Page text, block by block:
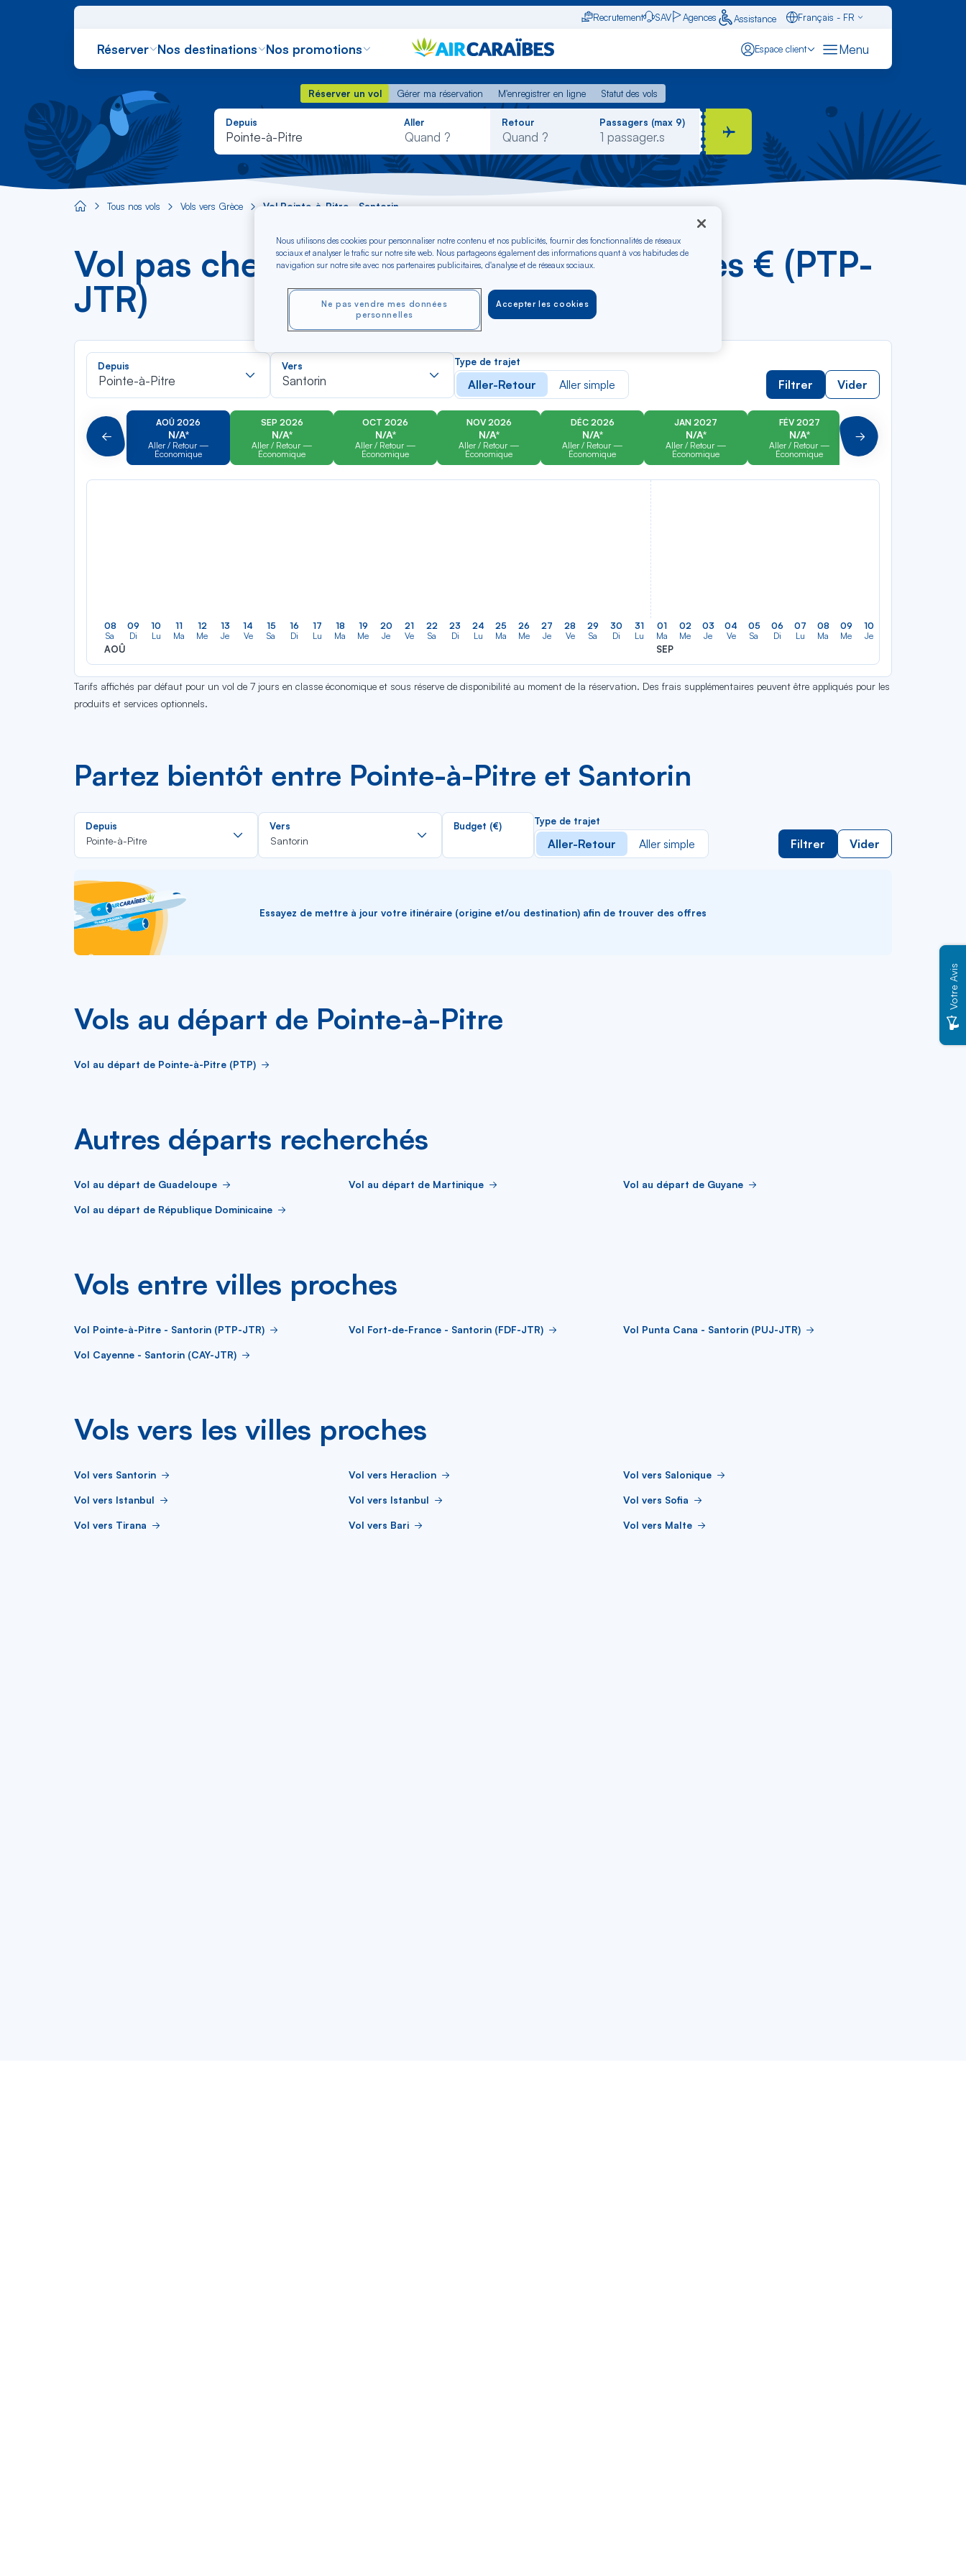
Recrutement SAV Agences Assistance
Français - FR
Réserver Nos destinations Nos promotions Espace client Menu
Réserver un vol Gérer ma réservation M'enregistrer en ligne
Statut des vols
Réserver un vol
Gérer ma réservation M'enregistrer en ligne Statut des vols
Depuis
Pointe-à-Pitre
Rechercher
dans
liste
Aller Retour Passagers (max 9)
Aircaraibes.com
Tous nos vols Vols vers Grèce Vol Pointe-à-Pitre - Santorin
Vol pas cher Pointe-à-Pitre - Santorin dès € (PTP-
JTR)
Depuis
Pointe-à-Pitre
Rechercher
dans
la
liste
Vers
Santorin
Rechercher
dans
la
liste
Type de trajet
Aller-Retour Aller simple Filtrer Vider
Précédent
AOÛ 2026
N/A*
Aller / Retour —
Économique
SEP 2026
N/A*
Aller / Retour —
Économique
OCT 2026
N/A*
Aller / Retour —
Économique
NOV 2026
N/A*
Aller / Retour —
Économique
DÉC 2026
N/A*
Aller / Retour —
Économique
JAN 2027
N/A*
Aller / Retour —
Économique
FÉV 2027
N/A*
Aller / Retour —
Économique
Aller / Retour —
Suivant
08
Sa
AOÛ
09
Di
10
Lu
11
Ma
12
Me
13
Je
14
Ve
15
Sa
16
Di
17
Lu
18
Ma
19
Me
20
Je
21
Ve
22
Sa
23
Di
24
Lu
25
Ma
26
Me
27
Je
28
Ve
29
Sa
30
Di
31
Lu
01
Ma
SEP
02
Me
03
Je
04
Ve
05
Sa
06
Di
07
Lu
08
Ma
09
Me
10
Je
Tarifs affichés par défaut pour un vol de 7 jours en classe économique et sous réserve de disponibilité au moment de la réservation. Des frais supplémentaires peuvent être appliqués pour les
produits et services optionnels.
Partez bientôt entre Pointe-à-Pitre et Santorin
Depuis
Pointe-à-Pitre
Rechercher
dans
la
Vers
Santorin
Rechercher
la
Budget (€) Type de trajet
Aller-Retour Aller simple Filtrer Vider
Essayez de mettre à jour votre itinéraire (origine et/ou destination) afin de trouver des offres
Vols au départ de Pointe-à-Pitre
Vol au départ de Pointe-à-Pitre (PTP)
Autres départs recherchés
Vol au départ de Guadeloupe Vol au départ de Martinique Vol au départ de Guyane
Vol au départ de République Dominicaine
Vols entre villes proches
Vol Pointe-à-Pitre - Santorin (PTP-JTR) Vol Fort-de-France - Santorin (FDF-JTR) Vol Punta Cana - Santorin (PUJ-JTR)
Vol Cayenne - Santorin (CAY-JTR)
Vols vers les villes proches
Vol vers Santorin Vol vers Heraclion Vol vers Salonique
Vol vers Istanbul Vol vers Istanbul Vol vers Sofia
Vol vers Tirana Vol vers Bari Vol vers Malte
Nous utilisons des cookies pour personnaliser notre contenu et nos publicités, fournir des fonctionnalités de réseaux
sociaux et analyser le trafic sur notre site web. Nous partageons également des informations quant à vos habitudes de
navigation sur notre site avec nos partenaires publicitaires, d'analyse et de réseaux sociaux.
Accepter les cookies
Ne pas vendre mes données
personnelles
Votre Avis